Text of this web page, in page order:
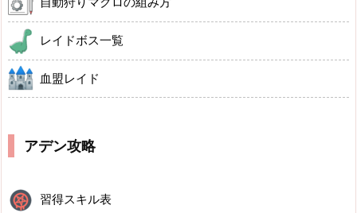
レイドボス一覧
血盟レイド
アデン攻略
習得スキル表